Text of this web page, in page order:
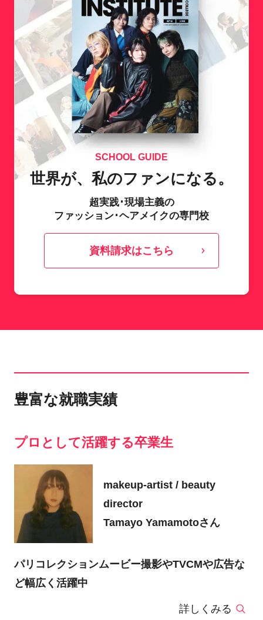
SCHOOL GUIDE
世界が、私のファンになる。
超実践･現場主義の
ファッション･ヘアメイクの専門校
資料請求はこちら
豊富な就職実績
プロとして活躍する卒業生
makeup-artist / beauty
director
Tamayo Yamamotoさん
パリコレクションムービー撮影やTVCMや広告な
ど幅広く活躍中
詳しくみる